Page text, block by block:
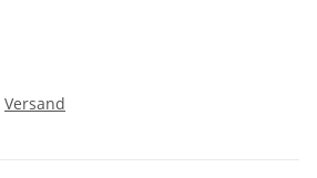
Versand